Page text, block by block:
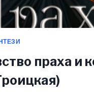
праха и